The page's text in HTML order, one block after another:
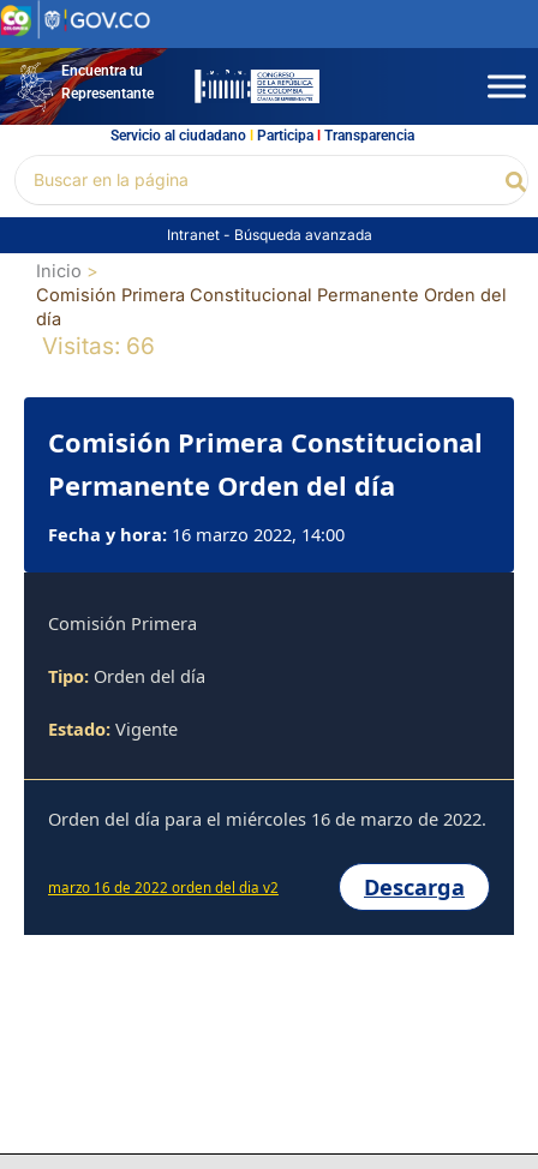
Ir
al
contenidoEncuentra tu
Representante
Servicio al ciudadano l Participal Transparencia
por:
Intranet - Búsqueda avanzada
Inicio
Comisión Primera Constitucional Permanente Orden del
día
Visitas: 66
Comisión Primera Constitucional
Permanente Orden del día
Fecha y hora: 16 marzo 2022, 14:00
Comisión Primera
Tipo: Orden del día
Estado: Vigente
Orden del día para el miércoles 16 de marzo de 2022.
marzo 16 de 2022 orden del dia v2 Descarga